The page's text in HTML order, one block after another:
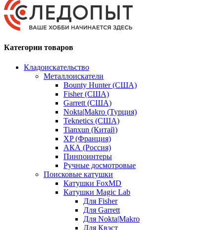
Категории товаров
Кладоискательство
Металлоискатели
Bounty Hunter (США)
Fisher (США)
Garrett (США)
Nokta|Makro (Турция)
Teknetics (США)
Tianxun (Китай)
XP (Франция)
АКА (Россия)
Пинпоинтеры
Ручные досмотровые
Поисковые катушки
Катушки FoxMD
Катушки Magic Lab
Для Fisher
Для Garrett
Для Nokta|Makro
Для Квэст